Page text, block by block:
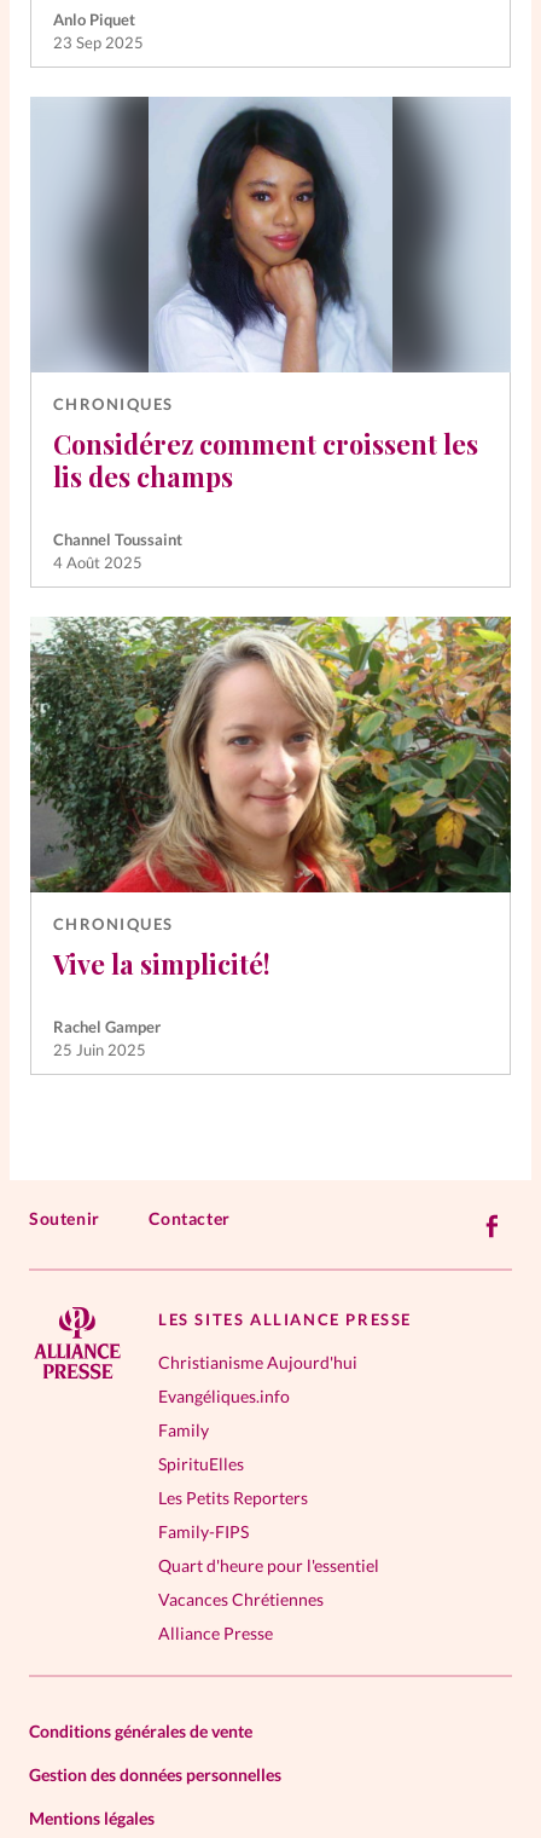
Anlo Piquet
23 Sep 2025
CHRONIQUES
Considérez comment croissent les
lis des champs
Channel Toussaint
4 Août 2025
CHRONIQUES
Vive la simplicité!
Rachel Gamper
25 Juin 2025
Soutenir Contacter
LES SITES ALLIANCE PRESSE
Christianisme Aujourd'hui
Evangéliques.info
Family
SpirituElles
Les Petits Reporters
Family-FIPS
Quart d'heure pour l'essentiel
Vacances Chrétiennes
Alliance Presse
Conditions générales de vente
Gestion des données personnelles
Mentions légales